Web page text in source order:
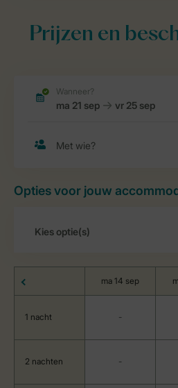
Prijzen en
Opties voor jouw
ma 14 sep
1 nacht -
2 nachten -